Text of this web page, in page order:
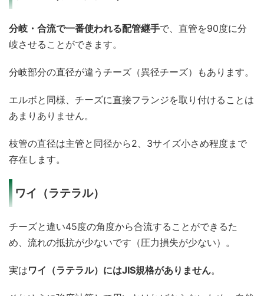
分岐・合流で一番使われる配管継手で、直管を90度に分
岐させることができます。
分岐部分の直径が違うチーズ（異径チーズ）もあります。
エルボと同様、チーズに直接フランジを取り付けることは
あまりありません。
枝管の直径は主管と同径から2、3サイズ小さめ程度まで
存在します。
ワイ（ラテラル）
チーズと違い45度の角度から合流することができるた
め、流れの抵抗が少ないです（圧力損失が少ない）。
実はワイ（ラテラル）にはJIS規格がありません。